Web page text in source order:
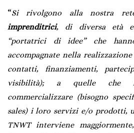
“Si rivolgono alla nostra
imprenditrici, di diversa età
“portatrici di idee” che
accompagnate nella
contatti, finanziamenti,
visibilità); a quelle che
commercializzare (bisogno
sales) i loro servizi e/o prodotti,
TNWT interviene